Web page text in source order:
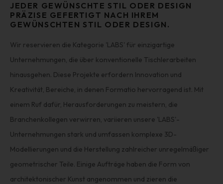
JEDER GEWÜNSCHTE STIL ODER DESIGN
PRÄZISE GEFERTIGT NACH IHREM
GEWÜNSCHTEN STIL ODER DESIGN.
Wir reservieren die Kategorie 'LABS' für einzigartige
Unternehmungen, die über konventionelle Tischlerarbeiten
hinausgehen. Diese Projekte erfordern Innovation und
Kreativität, Bereiche, in denen Formatio hervorragend ist. Mit
einem Ruf dafür, Herausforderungen zu meistern, die
Branchenkollegen verwirren, variieren unsere 'LABS'-
Unternehmungen stark und umfassen komplexe 3D-
Modellierungen und die Herstellung zahlreicher unregelmäßiger
geometrischer Teile. Einige Aufträge haben die Form von
architektonischer Kunst angenommen und zieren die